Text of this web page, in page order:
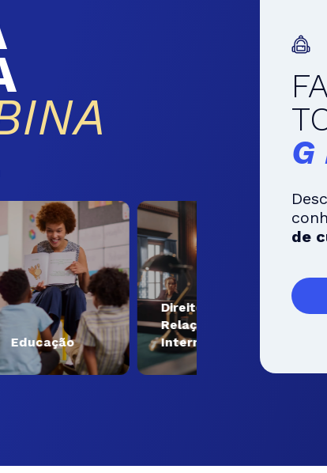
Direito e
Relações
Internacionais
de